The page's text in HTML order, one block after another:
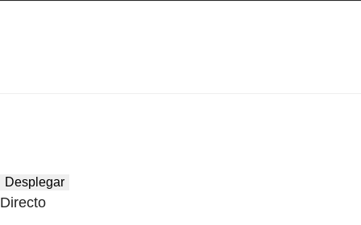
Desplegar
Directo